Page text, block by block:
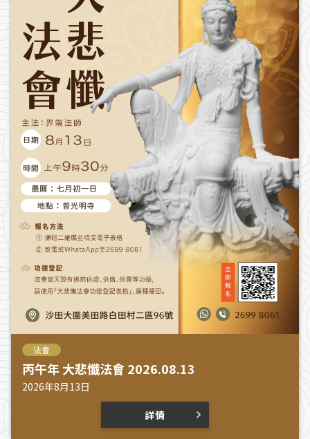
法會
丙午年 大悲懺法會 2026.08.13
2026年8月13日
詳情